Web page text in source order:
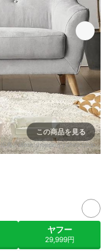
この商品を見る
出典：store.shopping.yahoo.co.jp
ヤフー
29,999円